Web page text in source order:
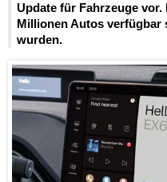
Update für Fahrzeuge
Millionen Autos verfügbar
wurden.